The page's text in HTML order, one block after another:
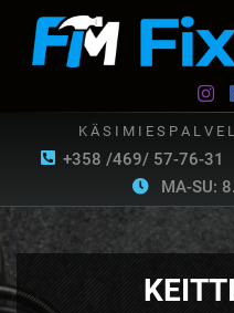
+358 /469/ 57-76-31
K Ä S I M I E S P A L V E
MA-SU: